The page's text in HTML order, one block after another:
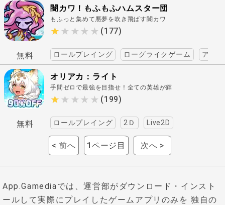
無料
闇カワ！もふもふハムスター団
もふっと集めて悪夢を吹き飛ばす闇カワ
RPG！ ..
ロールプレイング ローグライクゲーム アド
★★★★★
★★★★★ (177)
無料
オリアカ：ライト
手間ゼロで最強を目指せ！全ての英雄が輝
く爆速東洋ファンタジー..
ロールプレイング 2Ｄ Live2D
★★★★★
★★★★★ (199)
< 前へ 1ページ目 次へ >
App.Gamediaでは、運営部がダウンロード・インスト
ールして実際にプレイしたゲームアプリのみを 独自の